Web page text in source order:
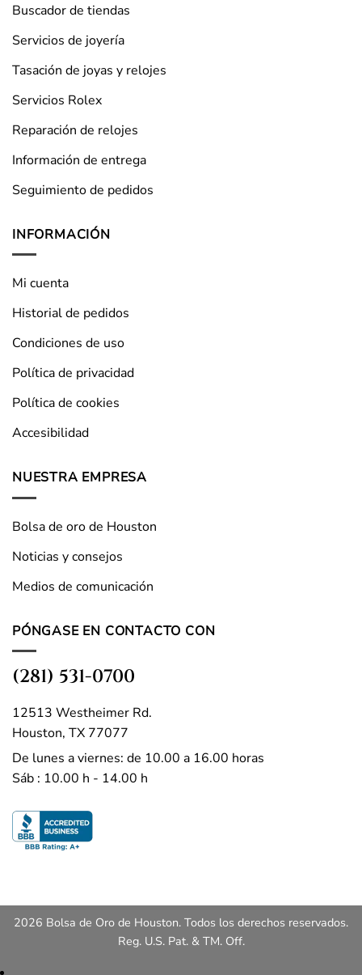
Buscador de tiendas
Servicios de joyería
Tasación de joyas y relojes
Servicios Rolex
Reparación de relojes
Información de entrega
Seguimiento de pedidos
INFORMACIÓN
Mi cuenta
Historial de pedidos
Condiciones de uso
Política de privacidad
Política de cookies
Accesibilidad
NUESTRA EMPRESA
Bolsa de oro de Houston
Noticias y consejos
Medios de comunicación
PÓNGASE EN CONTACTO CON
(281) 531-0700
12513 Westheimer Rd.
Houston, TX 77077
De lunes a viernes: de 10.00 a 16.00 horas
Sáb : 10.00 h - 14.00 h
2026 Bolsa de Oro de Houston. Todos los derechos reservados.
Reg. U.S. Pat. & TM. Off.